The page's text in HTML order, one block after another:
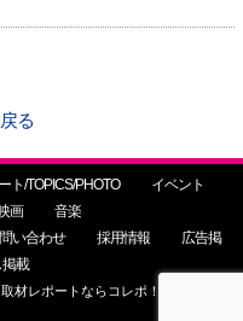
る
ト/TOPICS/PHOTO
イベント
画
音楽
い合わせ 採用情報
広告掲
載
材レポートならコレポ！ All Rights